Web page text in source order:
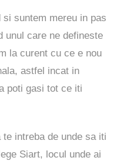
suntem mereu in pas
unul care ne defineste
la curent cu ce e nou
astfel incat in
poti gasi tot ce iti
intreba de unde sa iti
Siart, locul unde ai